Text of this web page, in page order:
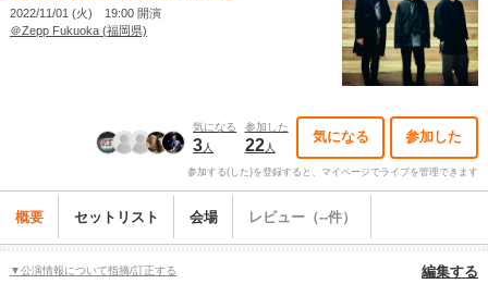
2022/11/01 (火) 19:00 開演
＠Zepp Fukuoka (福岡県)
気になる
3人
参加した
22人
気になる 参加した
参加する(した)を登録すると、マイページでライブを管理できます
概要 セットリスト 会場 レビュー（--件）
▼公演情報について指摘/訂正する 編集する